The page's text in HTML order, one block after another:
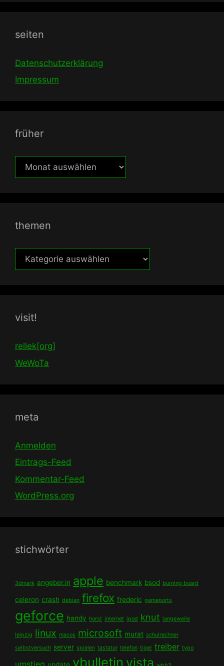
seiten
Datenschutzerklärung
Impressum
früher
früher
themen
themen
visit!
rellek[org]
WeWoTa
meta
Anmelden
Eintrags-Feed
Kommentar-Feed
WordPress.org
stichwörter
3dmark angeber.in apple benchmark bsod burning board
celeron crash debian firefox frederic gameports
geforce handy horst internet ipod knut langeweile
leipzig linux macos microsoft murat schulrechner
selbstversuch server spielen tastatur telefon tiger treiber typo
umstieg vbulletin vista